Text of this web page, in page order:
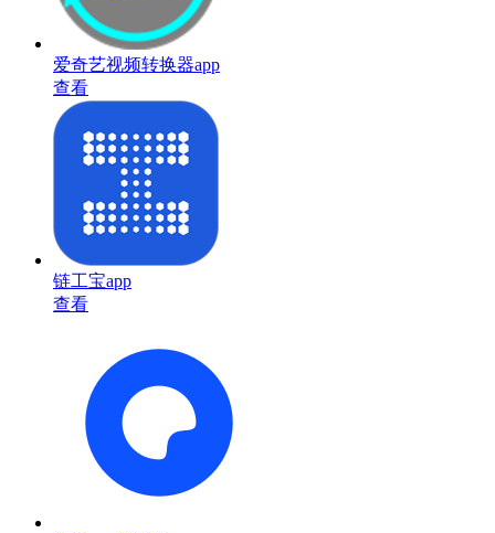
爱奇艺视频转换器app
查看
链工宝app
查看